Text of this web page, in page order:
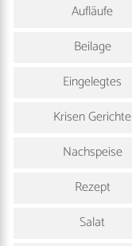
Aufläufe
Beilage
Eingelegtes
Krisen Gerichte
Nachspeise
Rezept
Salat